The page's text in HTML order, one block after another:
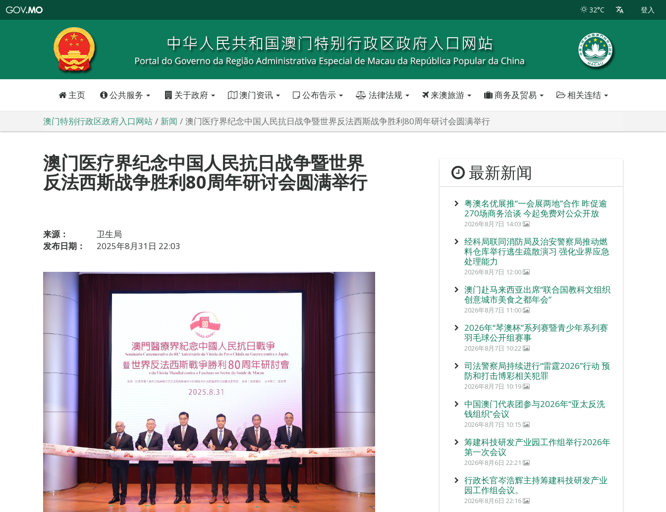
特
政
区
政
口
32°C 登入
主页 公共服务 关于政府 澳门资讯 公布告示 法律法规 来澳旅游 商务及贸易 相关连结
澳门特别行政区政府入口网站 新闻 澳门医疗界纪念中国人民抗日战争暨世界反法西斯战争胜利80周年研讨会圆满举行
澳门医疗界纪念中国人民抗日战争暨世界
反法西斯战争胜利80周年研讨会圆满举行
来源：
卫生局
发布日期：
2025年8月31日 22:03
最新新闻
粤澳名优展推“一会展两地”合作 昨促逾
270场商务洽谈 今起免费对公众开放
2026年8月7日 14:03
经科局联同消防局及治安警察局推动燃
料仓库举行逃生疏散演习 强化业界应急
处理能力
2026年8月7日 12:00
澳门赴马来西亚出席“联合国教科文组织
创意城市美食之都年会”
2026年8月7日 11:00
2026年“琴澳杯”系列赛暨青少年系列赛
羽毛球公开组赛事
2026年8月7日 10:22
司法警察局持续进行“雷霆2026”行动 预
防和打击博彩相关犯罪
2026年8月7日 10:19
中国澳门代表团参与2026年“亚太反洗
钱组织”会议
2026年8月7日 10:15
筹建科技研发产业园工作组举行2026年
第一次会议
2026年8月6日 22:21
行政长官岑浩辉主持筹建科技研发产业
园工作组会议。
2026年8月6日 22:16